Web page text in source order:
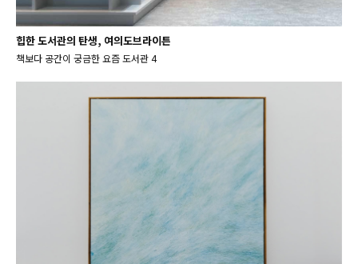
힙한 도서관의 탄생, 여의도브라이튼
책보다 공간이 궁금한 요즘 도서관 4